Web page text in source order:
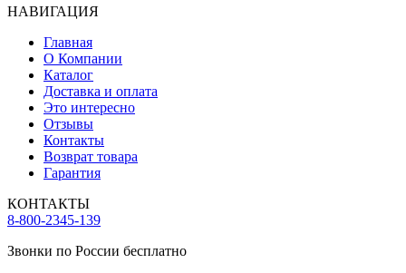
НАВИГАЦИЯ
Главная
О Компании
Каталог
Доставка и оплата
Это интересно
Отзывы
Контакты
Возврат товара
Гарантия
КОНТАКТЫ
8-800-2345-139
Звонки по России бесплатно